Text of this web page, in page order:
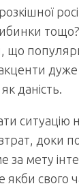
даність.
ситуацію
доки
за мету
якби